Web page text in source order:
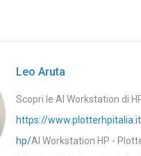
Leo Aruta
Scopri le AI Workstation di
https://
hp/AI Workstation HP -